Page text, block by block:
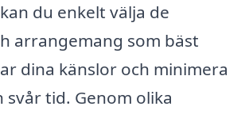
kan du enkelt välja de
arrangemang som bäst
dina känslor och minimera
svår tid. Genom olika